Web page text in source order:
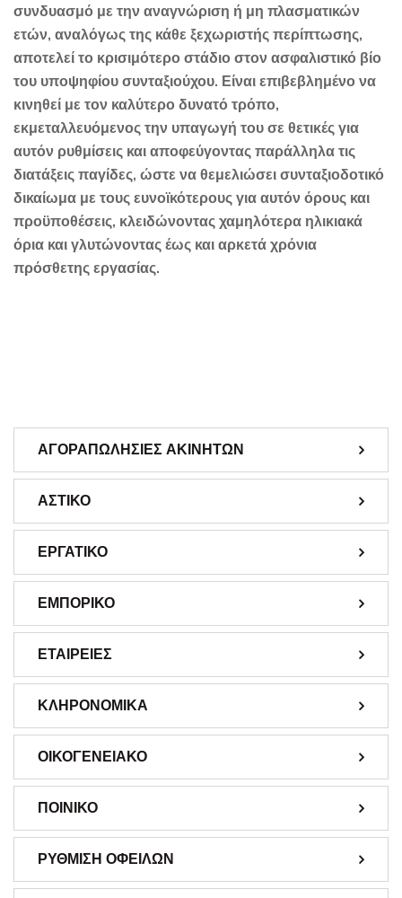
συνδυασμό με την αναγνώριση ή μη πλασματικών
ετών, αναλόγως της κάθε ξεχωριστής περίπτωσης,
αποτελεί το κρισιμότερο στάδιο στον ασφαλιστικό βίο
του υποψηφίου συνταξιούχου. Είναι επιβεβλημένο να
κινηθεί με τον καλύτερο δυνατό τρόπο,
εκμεταλλευόμενος την υπαγωγή του σε θετικές για
αυτόν ρυθμίσεις και αποφεύγοντας παράλληλα τις
διατάξεις παγίδες, ώστε να θεμελιώσει συνταξιοδοτικό
δικαίωμα με τους ευνοϊκότερους για αυτόν όρους και
προϋποθέσεις, κλειδώνοντας χαμηλότερα ηλικιακά
όρια και γλυτώνοντας έως και αρκετά χρόνια
πρόσθετης εργασίας.
ΑΓΟΡΑΠΩΛΗΣΙΕΣ ΑΚΙΝΗΤΩΝ
ΑΣΤΙΚΟ
ΕΡΓΑΤΙΚΟ
ΕΜΠΟΡΙΚΟ
ΕΤΑΙΡΕΙΕΣ
ΚΛΗΡΟΝΟΜΙΚΑ
ΟΙΚΟΓΕΝΕΙΑΚΟ
ΠΟΙΝΙΚΟ
ΡΥΘΜΙΣΗ ΟΦΕΙΛΩΝ